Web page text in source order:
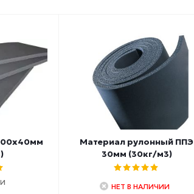
Материал рулонный ППЭ
30мм (30кг/м3)
НЕТ В НАЛИЧИИ